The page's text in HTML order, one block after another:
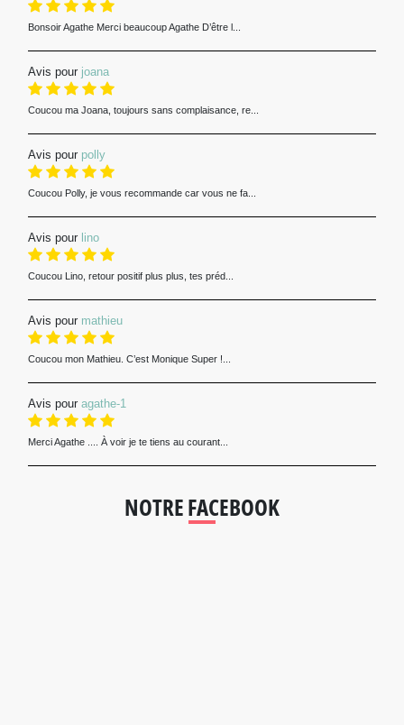
Bonsoir Agathe Merci beaucoup Agathe D’être l...
Avis pour joana
Coucou ma Joana, toujours sans complaisance, re...
Avis pour polly
Coucou Polly, je vous recommande car vous ne fa...
Avis pour lino
Coucou Lino, retour positif plus plus, tes préd...
Avis pour mathieu
Coucou mon Mathieu. C’est Monique Super !...
Avis pour agathe-1
Merci Agathe .... À voir je te tiens au courant...
NOTRE FACEBOOK